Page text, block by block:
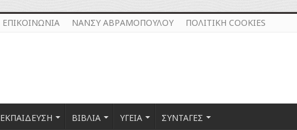
ΕΠΙΚΟΙΝΩΝΙΑ ΝΑΝΣΥ ΑΒΡΑΜΟΠΟΥΛΟΥ ΠΟΛΙΤΙΚΗ COOKIES
ΕΚΠΑΙΔΕΥΣΗ ΒΙΒΛΙΑ ΥΓΕΙΑ ΣΥΝΤΑΓΕΣ